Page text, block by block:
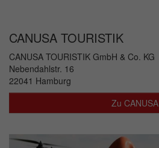
CANUSA TOURISTIK
CANUSA TOURISTIK GmbH & Co. KG
Nebendahlstr. 16
22041 Hamburg
Zu CANUSA